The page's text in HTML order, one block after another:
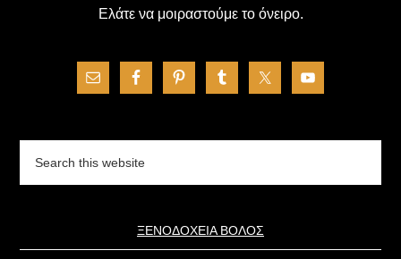
Ελάτε να μοιραστούμε το όνειρο.
ΞΕΝΟΔΟΧΕΙΑ ΒΟΛΟΣ